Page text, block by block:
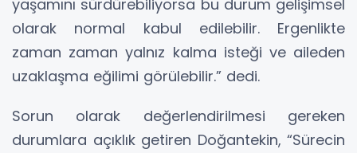
yaşamını sürdürebiliyorsa bu durum gelişimsel
olarak normal kabul edilebilir. Ergenlikte
zaman zaman yalnız kalma isteği ve aileden
uzaklaşma eğilimi görülebilir.” dedi.
Sorun olarak değerlendirilmesi gereken
durumlara açıklık getiren Doğantekin, “Sürecin